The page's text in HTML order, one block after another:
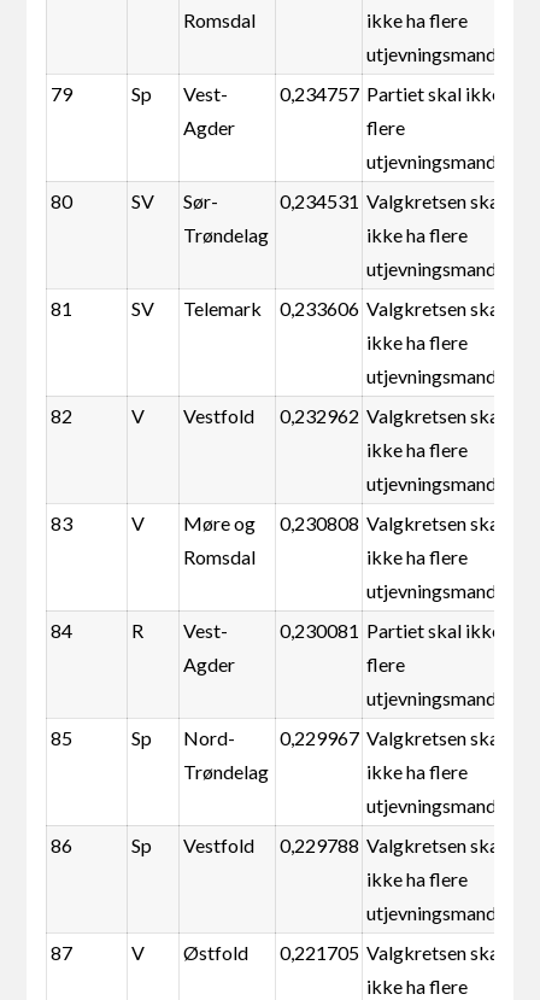
Romsdal
ikke ha flere
utjevningsmandater
79
Sp
Vest-
Agder
0,234757 Partiet skal ikke ha
flere
utjevningsmandater
80
SV
Sør-
Trøndelag
0,234531 Valgkretsen skal
ikke ha flere
utjevningsmandater
81
SV Telemark 0,233606 Valgkretsen skal
ikke ha flere
utjevningsmandater
82
V Vestfold 0,232962 Valgkretsen skal
ikke ha flere
utjevningsmandater
83
V
Møre og
Romsdal
0,230808 Valgkretsen skal
ikke ha flere
utjevningsmandater
84
R
Vest-
Agder
0,230081 Partiet skal ikke ha
flere
utjevningsmandater
85
Sp
Nord-
Trøndelag
0,229967 Valgkretsen skal
ikke ha flere
utjevningsmandater
86
Sp Vestfold 0,229788 Valgkretsen skal
ikke ha flere
utjevningsmandater
87
V Østfold 0,221705 Valgkretsen skal
ikke ha flere